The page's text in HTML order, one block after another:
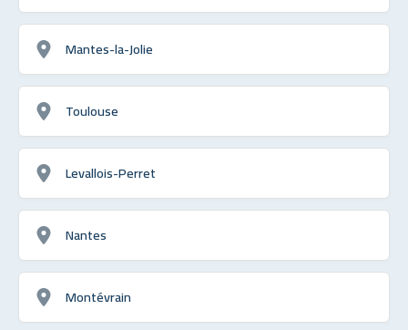
Mantes-la-Jolie
Toulouse
Levallois-Perret
Nantes
Montévrain